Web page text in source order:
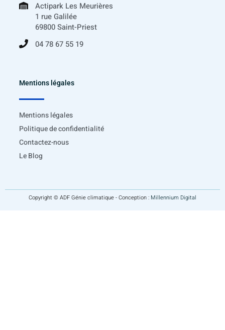
Actipark Les Meurières
1 rue Galilée
69800 Saint-Priest
04 78 67 55 19
Mentions légales
Mentions légales
Politique de confidentialité
Contactez-nous
Le Blog
Copyright © ADF Génie climatique - Conception : Millennium Digital